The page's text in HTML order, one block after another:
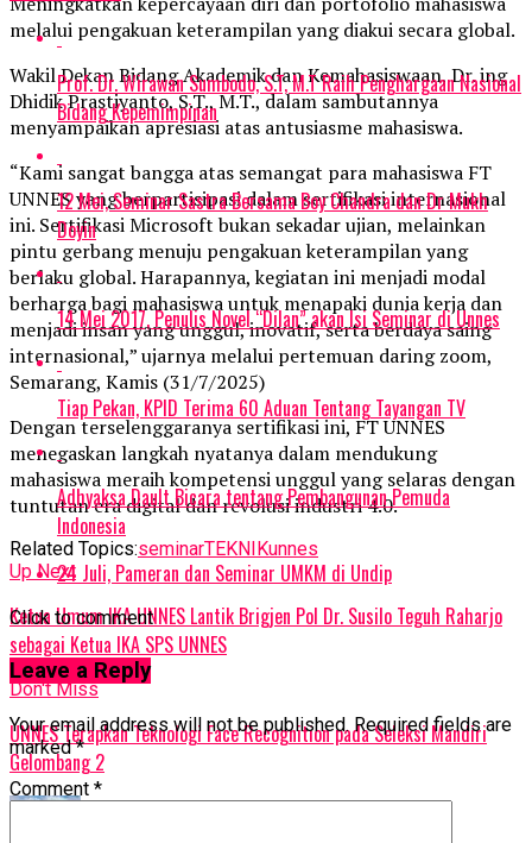
melalui pengakuan keterampilan yang diakui secara global.
Wakil Dekan Bidang Akademik dan Kemahasiswaan, Dr. ing
Dhidik Prastiyanto, S.T., M.T., dalam sambutannya
menyampaikan apresiasi atas antusiasme mahasiswa.
“Kami sangat bangga atas semangat para mahasiswa FT
UNNES yang berpartisipasi dalam sertifikasi internasional
ini. Sertifikasi Microsoft bukan sekadar ujian, melainkan
pintu gerbang menuju pengakuan keterampilan yang
berlaku global. Harapannya, kegiatan ini menjadi modal
berharga bagi mahasiswa untuk menapaki dunia kerja dan
menjadi insan yang unggul, inovatif, serta berdaya saing
internasional,” ujarnya melalui pertemuan daring zoom,
Semarang, Kamis (31/7/2025)
Dengan terselenggaranya sertifikasi ini, FT UNNES
menegaskan langkah nyatanya dalam mendukung
mahasiswa meraih kompetensi unggul yang selaras dengan
tuntutan era digital dan revolusi industri 4.0.
Related Topics:seminarTEKNIKunnes
Up Next
Ketua Umum IKA UNNES Lantik Brigjen Pol Dr. Susilo Teguh Raharjo
sebagai Ketua IKA SPS UNNES
Don't Miss
UNNES Terapkan Teknologi Face Recognition pada Seleksi Mandiri
Gelombang 2
Prof. Dr. Wirawan Sumbodo, S.T, M.T Raih Penghargaan Nasional
Bidang Kepemimpinan
12 Mei, Seminar Sastra Bersama Boy Chandra dan Dr Mukh
Doyin
14 Mei 2017, Penulis Novel “Dilan” akan Isi Seminar di Unnes
Tiap Pekan, KPID Terima 60 Aduan Tentang Tayangan TV
Adhyaksa Dault Bicara tentang Pembangunan Pemuda
Indonesia
24 Juli, Pameran dan Seminar UMKM di Undip
Click to comment
Leave a Reply
Your email address will not be published. Required fields are
marked*
Comment *